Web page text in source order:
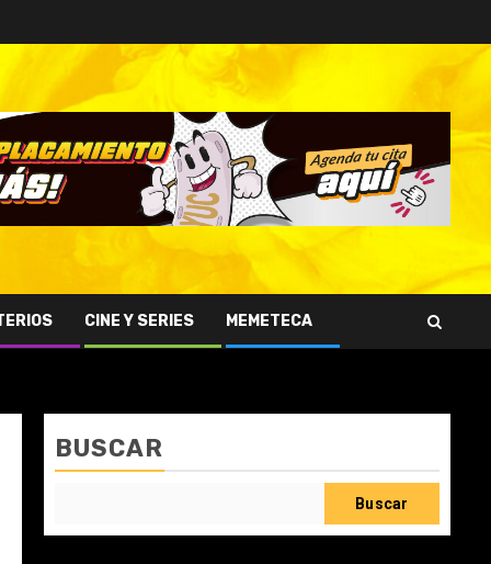
CINE Y SERIES MEMETECA
BUSCAR
Buscar